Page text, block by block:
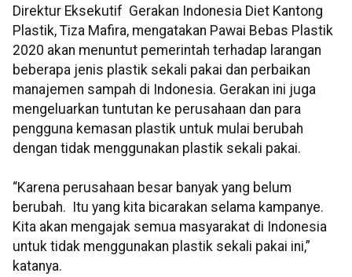
Direktur Eksekutif Gerakan Indonesia Diet Kantong
Plastik, Tiza Mafira, mengatakan Pawai Bebas Plastik
2020 akan menuntut pemerintah terhadap larangan
beberapa jenis plastik sekali pakai dan perbaikan
manajemen sampah di Indonesia. Gerakan ini juga
mengeluarkan tuntutan ke perusahaan dan para
pengguna kemasan plastik untuk mulai berubah
dengan tidak menggunakan plastik sekali pakai.
“Karena perusahaan besar banyak yang belum
berubah. Itu yang kita bicarakan selama kampanye.
Kita akan mengajak semua masyarakat di Indonesia
untuk tidak menggunakan plastik sekali pakai ini,”
katanya.